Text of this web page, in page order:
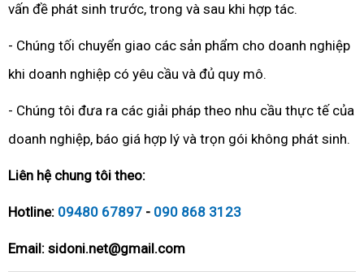
vấn đề phát sinh trước, trong và sau khi hợp tác.
- Chúng tối chuyển giao các sản phẩm cho doanh nghiệp
khi doanh nghiệp có yêu cầu và đủ quy mô.
- Chúng tôi đưa ra các giải pháp theo nhu cầu thực tế của
doanh nghiệp, báo giá hợp lý và trọn gói không phát sinh.
Liên hệ chung tôi theo:
Hotline: 09480 67897 - 090 868 3123
Email: sidoni.net@gmail.com